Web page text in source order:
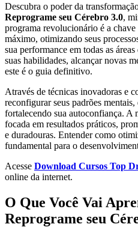
Descubra o poder da
Reprograme seu Cérebro 3.0,
programa revolucionário é a
máximo, otimizando seus
sua performance em todas as
suas habilidades, alcançar novas
este é o guia definitivo.
Através de técnicas inovadoras e
reconfigurar seus padrões
fortalecendo sua autoconfiança.
focada em resultados práticos,
e duradouras. Entender como
fundamental para o
Acesse Download Cursos Top
online da internet.
O Que Você Vai
Reprograme seu